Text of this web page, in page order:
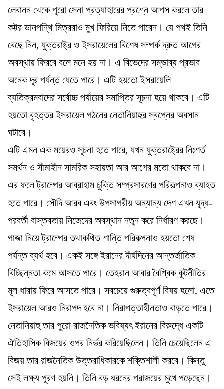
লেবানন থেকে পুরো সেনা প্রত্যাহারের প্রশ্নে আপস করলে তার
কট্টর ডানপন্থি মিত্ররাও মুখ ফিরিয়ে নিতে পারেন। যে পথই তিনি
বেছে নিন, যুক্তরাষ্ট্র ও ইসরায়েলের বিশেষ সম্পর্ক দ্রুত আগের
অবস্থায় ফিরবে বলে মনে হয় না। এ বিভেদের সম্ভাব্য প্রভাব
অনেক দূর পর্যন্ত যেতে পারে। এটি হয়তো ইসরায়েলি
ব্যতিক্রমবাদের সর্বোচ্চ পর্যায়ের সমাপ্তির সূচনা হয়ে থাকবে। এটি
হয়তো বৃহত্তর ইসরায়েল গঠনের নেতানিয়াহুর স্বপ্নের অবসান
ঘটাবে।
এটি এমন এক ময়েরও সূচনা হতে পারে, যখন যুক্তরাষ্ট্রের নিঃশর্ত
সমর্থন ও সীমাহীন সামরিক সহায়তা আর আগের মতো থাকবে না।
এর ফলে ট্রাম্পের আব্রাহাম চুক্তি সম্প্রসারণের পরিকল্পনাও ব্যাহত
হতে পারে। সৌদি আরব এবং উপসাগরীয় অন্যান্য দেশ এখন যুদ্ধ-
পরবর্তী বাস্তবতায় নিজেদের অবস্থান নতুন করে নির্ধারণ করছে।
গাজা নিয়ে ট্রাম্পের তথাকথিত শান্তি পরিকল্পনাও হয়তো শেষ
পর্যন্ত ব্যর্থ হবে। একই সঙ্গে ইরানের দীর্ঘদিনের আন্তর্জাতিক
বিচ্ছিন্নতা কমে আসতে পারে। তেহরান আবার বৈশ্বিক কূটনীতির
মূল ধারায় ফিরে আসতে পারে। সবচেয়ে গুরুত্বপূর্ণ বিষয় হলো, এতে
ইসরায়েল আরও নিরাপদ হবে না। নিরাপত্তাহীনতাও বাড়তে পারে।
নেতানিয়াহু তার পুরো রাজনৈতিক ভবিষ্যৎ ইরানের বিরুদ্ধে একটি
ঐতিহাসিক বিজয়ের ওপর নির্ভর করিয়েছিলেন। তিনি চেয়েছিলেন এ
বিজয় তার রাজনৈতিক উত্তরাধিকারকে শক্তিশালী করবে। কিন্তু
সেই লক্ষ্য পূরণ হয়নি। তিনি বড় ধরনের পরাজয়ের মুখে পড়েছেন।